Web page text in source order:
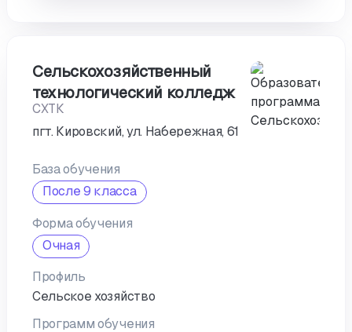
Сельскохозяйственный
технологический колледж
СХТК
пгт. Кировский, ул. Набережная, 61
База обучения
После 9 класса
Форма обучения
Очная
Профиль
Сельское хозяйство
Программ обучения